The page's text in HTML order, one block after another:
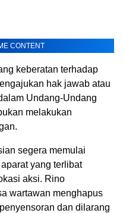
CONTENT
keberatan terhadap
hak jawab atau
Undang-Undang
melakukan
segera memulai
yang terlibat
aksi. Rino
wartawan menghapus
dan dilarang